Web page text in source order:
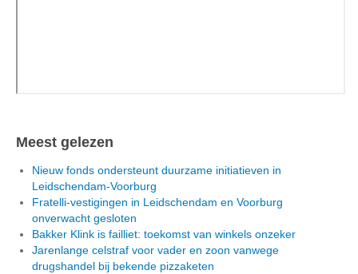
Meest gelezen
Nieuw fonds ondersteunt duurzame initiatieven in
Leidschendam-Voorburg
Fratelli-vestigingen in Leidschendam en Voorburg
onverwacht gesloten
Bakker Klink is failliet: toekomst van winkels onzeker
Jarenlange celstraf voor vader en zoon vanwege
drugshandel bij bekende pizzaketen